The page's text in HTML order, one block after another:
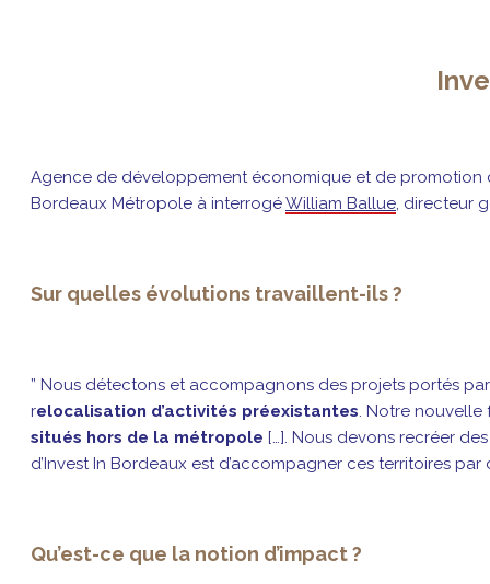
Agence de développement économique et de promotion
Bordeaux Métropole à interrogéWilliam Ballue, directeur
Sur quelles évolutions travaillent-ils ?
” Nous détectons et accompagnons des projets portés par
relocalisation d’activités préexistantes. Notre nouvelle
situés hors de la métropole […]. Nous devons recréer
d’Invest In Bordeaux est d’accompagner ces territoires
Qu’est-ce que la notion d’impact ?